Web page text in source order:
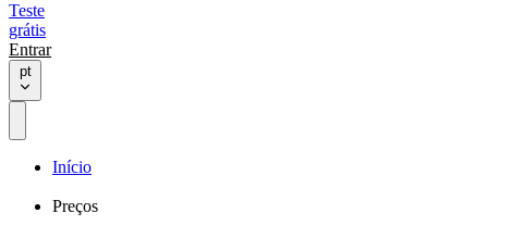
Teste
grátis
Entrar
pt
Início
Preços